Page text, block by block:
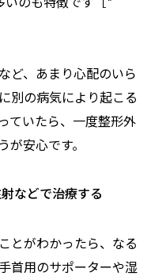
ど、あまり心配のいら
別の病気により起こる
ていたら、一度整形外
安心です。
などで治療する
とがわかったら、なる
首用のサポーターや湿